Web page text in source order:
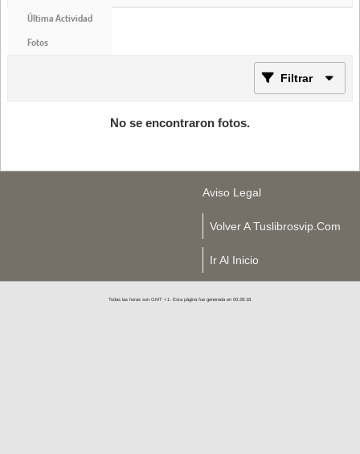
Última Actividad
Fotos
Filtrar
No se encontraron fotos.
Aviso Legal
Volver A Tuslibrosvip.com
Ir Al Inicio
Todas las horas son GMT +1. Esta página fue generada en 00:28:18.